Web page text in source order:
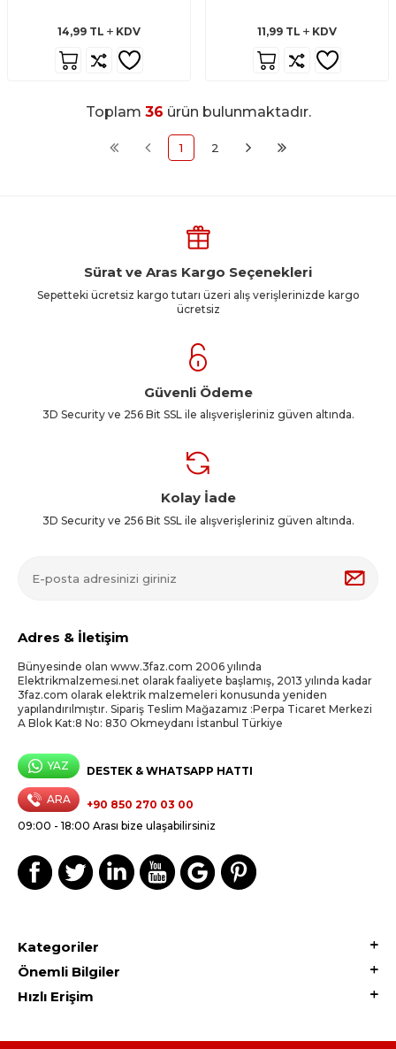
14,99 TL KDV 11,99 TL KDV
Toplam 36 ürün bulunmaktadır.
1 2
Sürat ve Aras Kargo Seçenekleri
Sepetteki ücretsiz kargo tutarı üzeri alış verişlerinizde kargo
ücretsiz
Güvenli Ödeme
3D Security ve 256 Bit SSL ile alışverişleriniz güven altında.
Kolay İade
3D Security ve 256 Bit SSL ile alışverişleriniz güven altında.
Adres & İletişim
Bünyesinde olan www.3faz.com 2006 yılında
Elektrikmalzemesi.net olarak faaliyete başlamış, 2013 yılında kadar
3faz.com olarak elektrik malzemeleri konusunda yeniden
yapılandırılmıştır. Sipariş Teslim Mağazamız :Perpa Ticaret Merkezi
A Blok Kat:8 No: 830 Okmeydanı İstanbul Türkiye
YAZ DESTEK & WHATSAPP HATTI
ARA
+90 850 270 03 00
09:00 - 18:00 Arası bize ulaşabilirsiniz
Kategoriler
Önemli Bilgiler
Hızlı Erişim